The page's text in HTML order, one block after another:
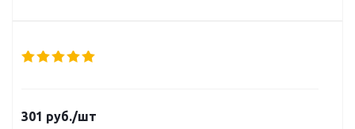
301 руб./шт